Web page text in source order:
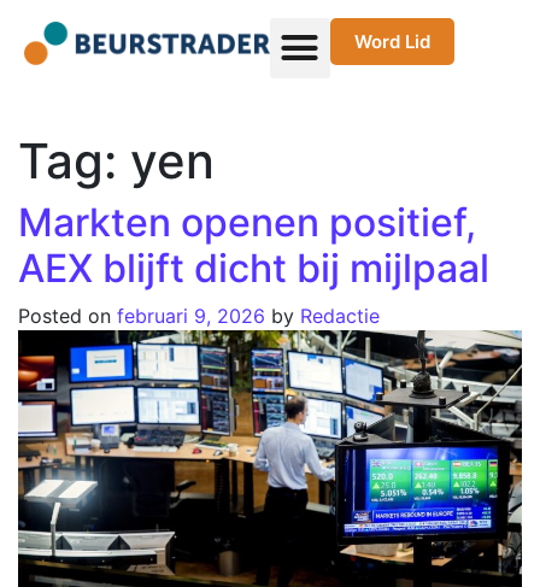
Word Lid
Tag: yen
Markten openen positief,
AEX blijft dicht bij mijlpaal
Posted on februari 9, 2026 by Redactie